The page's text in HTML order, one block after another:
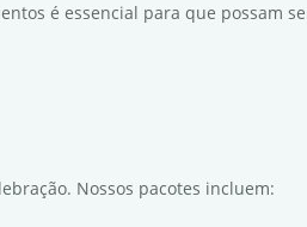
é essencial para que possam
Nossos pacotes incluem: